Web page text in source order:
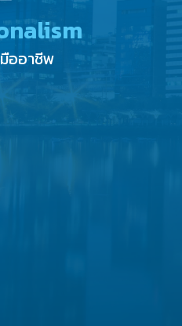
ออาชีพ